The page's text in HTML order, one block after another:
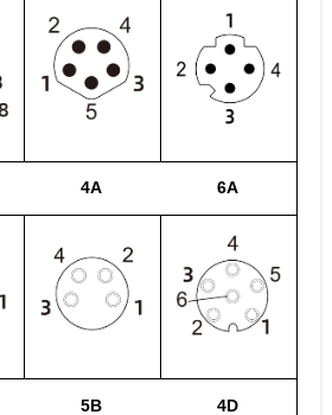
4A 6A
5B 4D